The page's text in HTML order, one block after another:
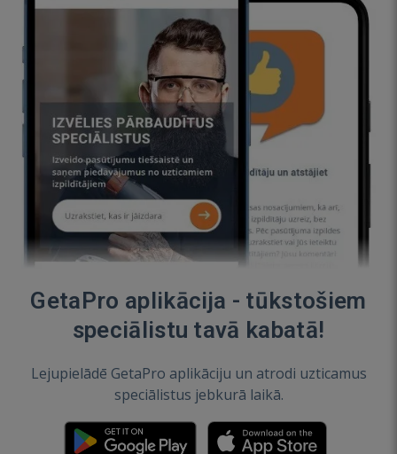
GetaPro aplikācija - tūkstošiem
speciālistu tavā kabatā!
Lejupielādē GetaPro aplikāciju un atrodi uzticamus
speciālistus jebkurā laikā.